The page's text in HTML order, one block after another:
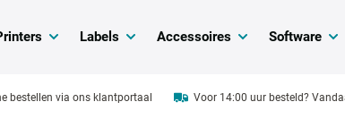
Labels Accessoires Software
bestellen via ons klantportaal Voor 14:00 uur besteld?